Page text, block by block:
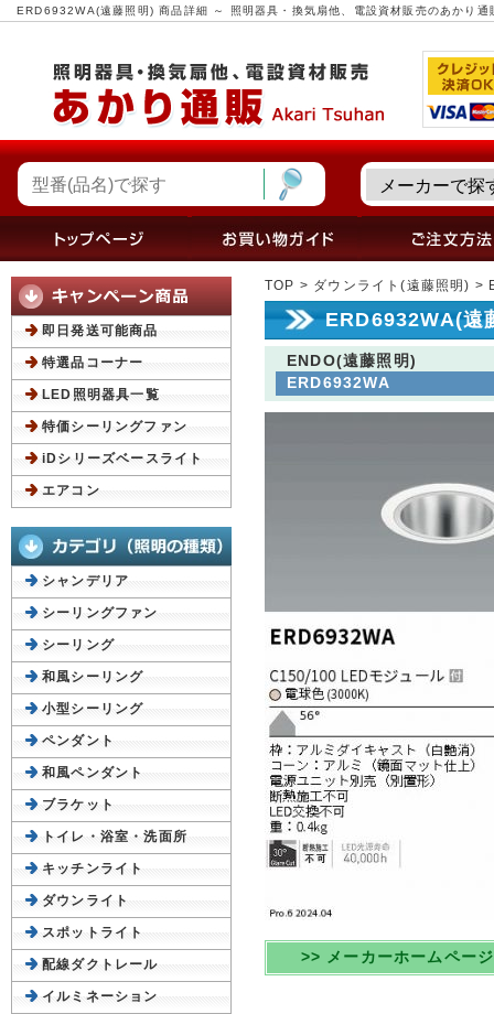
ERD6932WA(遠藤照明) 商品詳細 ～ 照明器具・換気扇他、電設資材販売のあかり通
TOP > ダウンライト(遠藤照明) >
ERD6932WA(遠
ENDO(遠藤照明)
ERD6932WA
>> メーカーホームペー
即日発送可能商品
特選品コーナー
LED照明器具一覧
特価シーリングファン
iDシリーズベースライト
エアコン
シャンデリア
シーリングファン
シーリング
和風シーリング
小型シーリング
ペンダント
和風ペンダント
ブラケット
トイレ・浴室・洗面所
キッチンライト
ダウンライト
スポットライト
配線ダクトレール
イルミネーション